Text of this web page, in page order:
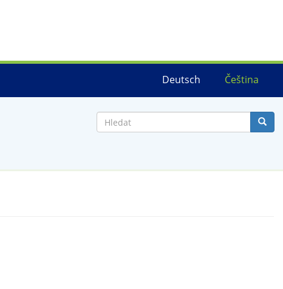
Čeština
Deutsch